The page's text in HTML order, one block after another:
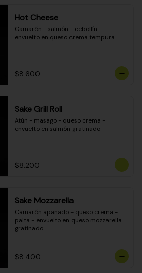
Hot Cheese
Camarón - salmón - cebollín -
envuelto en queso crema tempura
$8.600
Sake Grill Roll
Atún - masago - queso crema -
envuelto en salmón gratinado
$8.200
Sake Mozzarella
Camarón apanado - queso crema -
palta - envuelto en queso mozzarella
gratinado
$8.400